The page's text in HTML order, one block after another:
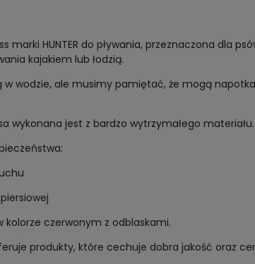
marki HUNTER do pływania, przeznaczona dla
kajakiem lub łodzią.
w wodzie, ale musimy pamiętać, że mogą
wykonana jest z bardzo wytrzymałego
kolorze czerwonym z odblaskami.
produkty, które cechuje dobra jakość oraz